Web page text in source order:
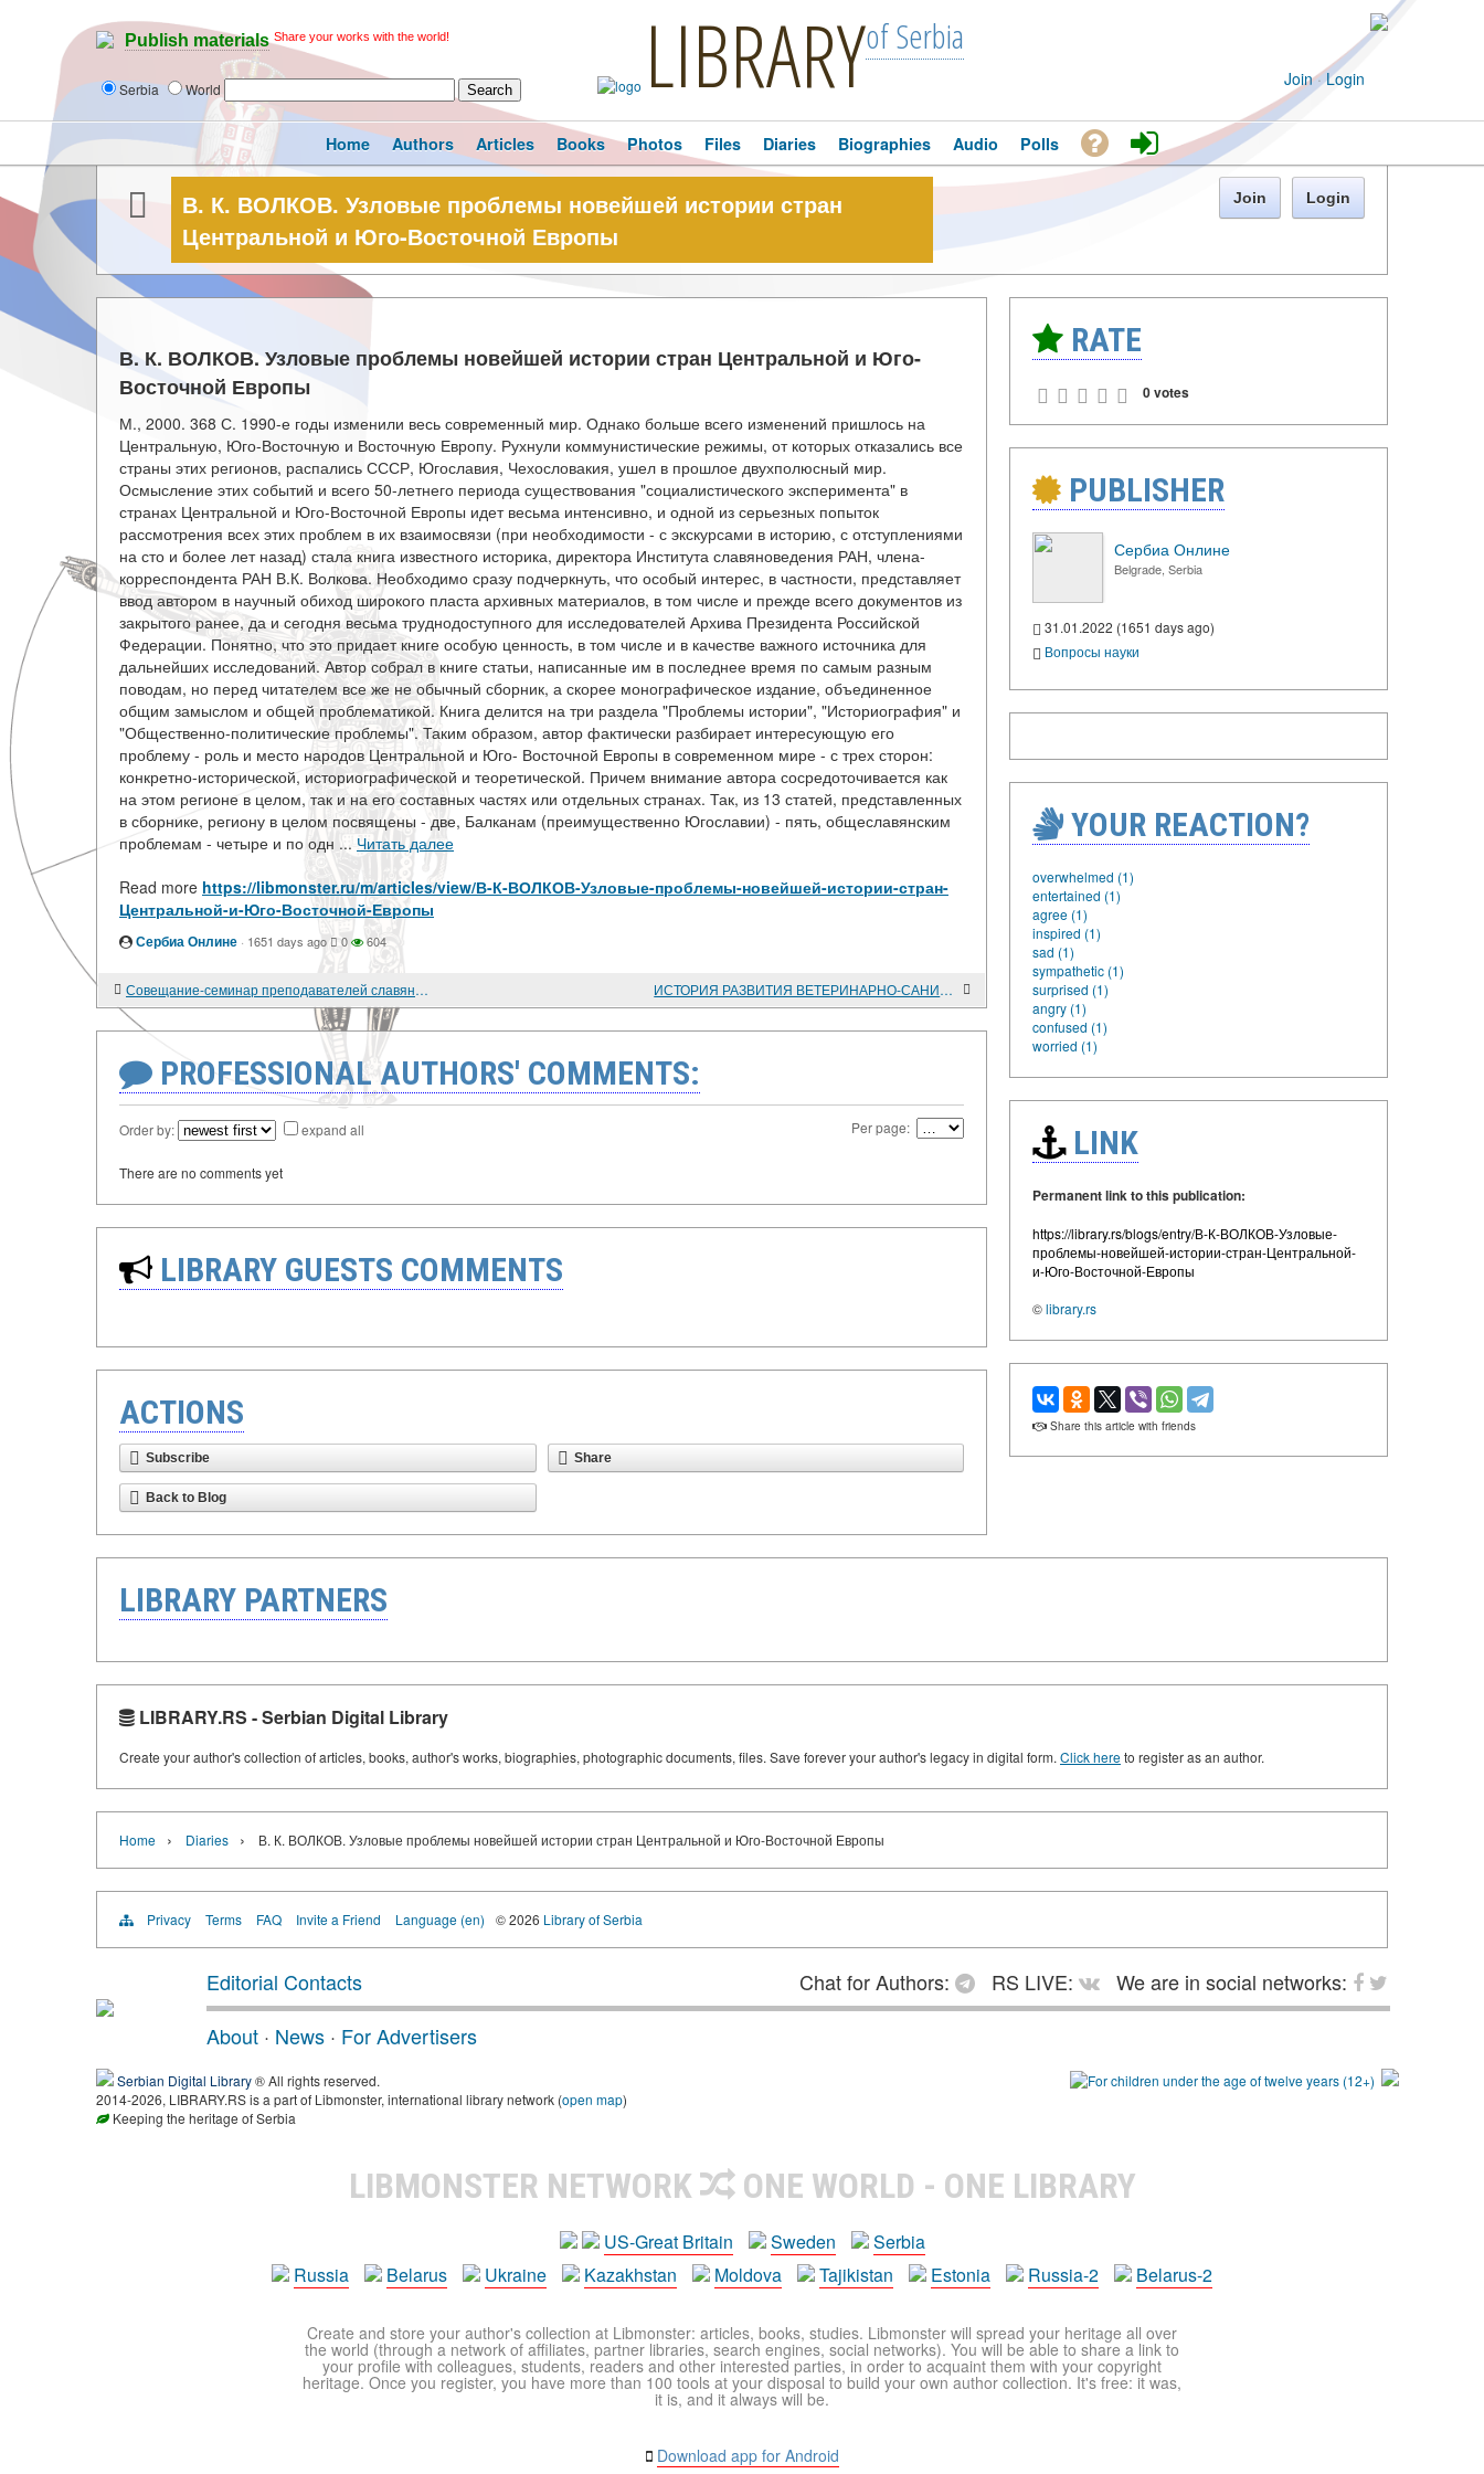
Publish materials Share your works with the world!
Serbia World LIBRARYof Serbia
Join · Login
Home Authors Articles Books Photos Files Diaries Biographies Audio Polls
В. К. ВОЛКОВ. Узловые проблемы новейшей истории стран
Центральной и Юго-Восточной Европы
Join Login
В. К. ВОЛКОВ. Узловые проблемы новейшей истории стран Центральной и Юго-
Восточной Европы
М., 2000. 368 С. 1990-е годы изменили весь современный мир. Однако больше всего изменений пришлось на
Центральную, Юго-Восточную и Восточную Европу. Рухнули коммунистические режимы, от которых отказались все
страны этих регионов, распались СССР, Югославия, Чехословакия, ушел в прошлое двухполюсный мир.
Осмысление этих событий и всего 50-летнего периода существования "социалистического эксперимента" в
странах Центральной и Юго-Восточной Европы идет весьма интенсивно, и одной из серьезных попыток
рассмотрения всех этих проблем в их взаимосвязи (при необходимости - с экскурсами в историю, с отступлениями
на сто и более лет назад) стала книга известного историка, директора Института славяноведения РАН, члена-
корреспондента РАН В.К. Волкова. Необходимо сразу подчеркнуть, что особый интерес, в частности, представляет
ввод автором в научный обиход широкого пласта архивных материалов, в том числе и прежде всего документов из
закрытого ранее, да и сегодня весьма труднодоступного для исследователей Архива Президента Российской
Федерации. Понятно, что это придает книге особую ценность, в том числе и в качестве важного источника для
дальнейших исследований. Автор собрал в книге статьи, написанные им в последнее время по самым разным
поводам, но перед читателем все же не обычный сборник, а скорее монографическое издание, объединенное
общим замыслом и общей проблематикой. Книга делится на три раздела "Проблемы истории", "Историография" и
"Общественно-политические проблемы". Таким образом, автор фактически разбирает интересующую его
проблему - роль и место народов Центральной и Юго- Восточной Европы в современном мире - с трех сторон:
конкретно-исторической, историографической и теоретической. Причем внимание автора сосредоточивается как
на этом регионе в целом, так и на его составных частях или отдельных странах. Так, из 13 статей, представленных
в сборнике, региону в целом посвящены - две, Балканам (преимущественно Югославии) - пять, общеславянским
проблемам - четыре и по одн ... Читать далее
Read more https://libmonster.ru/m/articles/view/В-К-ВОЛКОВ-Узловые-проблемы-новейшей-истории-стран-
Центральной-и-Юго-Восточной-Европы
Сербиа Онлине · 1651 days ago 0 604
Совещание-семинар преподавателей славянских языков ИСТОРИЯ РАЗВИТИЯ ВЕТЕРИНАРНО-САНИТАРНОЙ СЛУЖБЫ СЕВЕРО-КАВКАЗСКОГО ВОЕННОГО ОКРУГА В ПЕРИОД С 1945 ГОДА ПО 2003 ГОД.
PROFESSIONAL AUTHORS' COMMENTS:
Order by: expand all Per page:
There are no comments yet
LIBRARY GUESTS COMMENTS
ACTIONS
Subscribe Share
Back to Blog
RATE
0 votes
PUBLISHER
Сербиа Онлине
Belgrade, Serbia
31.01.2022 (1651 days ago)
Вопросы науки
YOUR REACTION?
overwhelmed (1)
entertained (1)
agree (1)
inspired (1)
sad (1)
sympathetic (1)
surprised (1)
angry (1)
confused (1)
worried (1)
LINK
Permanent link to this publication:
https://library.rs/blogs/entry/В-К-ВОЛКОВ-Узловые-
проблемы-новейшей-истории-стран-Центральной-
и-Юго-Восточной-Европы
©library.rs
Share this article with friends
LIBRARY PARTNERS
LIBRARY.RS - Serbian Digital Library
Create your author's collection of articles, books, author's works, biographies, photographic documents, files. Save forever your author's legacy in digital form. Click hereto register as an author.
Home › Diaries › В. К. ВОЛКОВ. Узловые проблемы новейшей истории стран Центральной и Юго-Восточной Европы
Privacy Terms FAQ Invite a Friend Language (en) © 2026 Library of Serbia
Editorial Contacts Chat for Authors: RS LIVE:
We are in social networks:
About · News · For Advertisers
Serbian Digital Library® All rights reserved.
2014-2026, LIBRARY.RS is a part of Libmonster, international library network (open map)
Keeping the heritage of Serbia
LIBMONSTER NETWORK ONE WORLD - ONE LIBRARY
US-Great Britain Sweden
Serbia
Russia
Belarus Ukraine Kazakhstan Moldova Tajikistan Estonia Russia-2 Belarus-2
Create and store your author's collection at Libmonster: articles, books, studies. Libmonster will spread your heritage all over
the world (through a network of affiliates, partner libraries, search engines, social networks). You will be able to share a link to
your profile with colleagues, students, readers and other interested parties, in order to acquaint them with your copyright
heritage. Once you register, you have more than 100 tools at your disposal to build your own author collection. It's free: it was,
it is, and it always will be.
Download app for Android